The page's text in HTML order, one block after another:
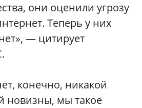
они оценили угрозу
Теперь у них
— цитирует
конечно, никакой
мы такое